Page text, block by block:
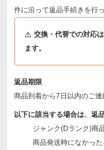
件に沿って返品手続きを行
交換・代替での対応
ます。
返品期限
商品到着から7日以内のご連
以下に該当する場合は、返
ジャンク(Dランク)商
商品発送時になかっ